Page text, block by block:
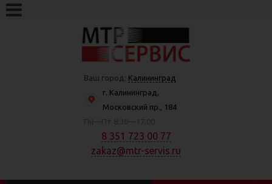
Ваш город: Калининград
г. Калининград,
Московский пр., 184
8 351 723 00 77
zakaz@mtr-servis.ru